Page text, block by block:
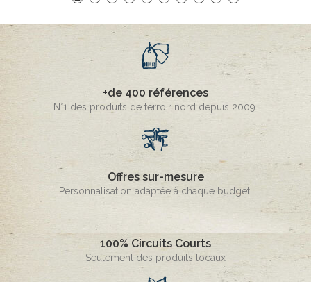
+de 400 références
N°1 des produits de terroir nord depuis 2009.
Offres sur-mesure
Personnalisation adaptée à chaque budget.
100% Circuits Courts
Seulement des produits locaux